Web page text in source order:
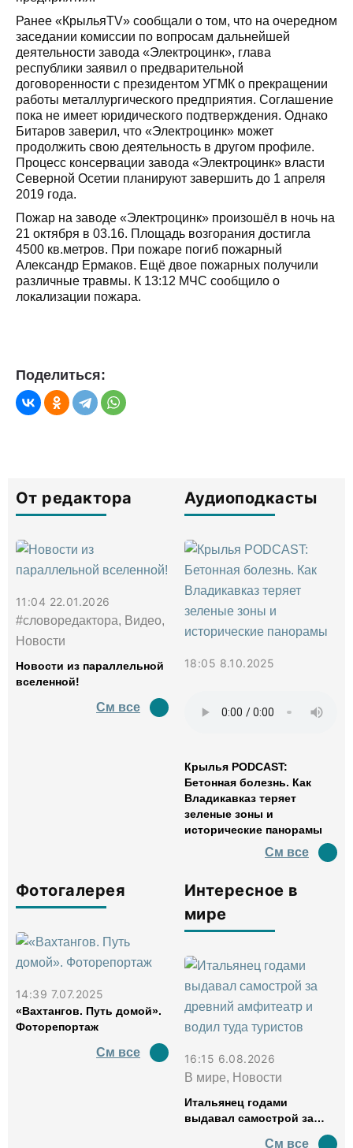
Ранее «КрыльяTV» сообщали о том, что на очередном
заседании комиссии по вопросам дальнейшей
деятельности завода «Электроцинк», глава
республики заявил о предварительной
договоренности с президентом УГМК о прекращении
работы металлургического предприятия. Соглашение
пока не имеет юридического подтверждения. Однако
Битаров заверил, что «Электроцинк» может
продолжить свою деятельность в другом профиле.
Процесс консервации завода «Электроцинк» власти
Северной Осетии планируют завершить до 1 апреля
2019 года.
Пожар на заводе «Электроцинк» произошёл в ночь на
21 октября в 03.16. Площадь возгорания достигла
4500 кв.метров. При пожаре погиб пожарный
Александр Ермаков. Ещё двое пожарных получили
различные травмы. К 13:12 МЧС сообщило о
локализации пожара.
Поделиться:
От редактора
11:04 22.01.2026
#словоредактора, Видео,
Новости
Новости из параллельной
вселенной!
См все
Аудиоподкасты
18:05 8.10.2025
Крылья PODCAST:
Бетонная болезнь. Как
Владикавказ теряет
зеленые зоны и
исторические панорамы
См все
Фотогалерея
14:39 7.07.2025
«Вахтангов. Путь домой».
Фоторепортаж
См все
Интересное в
мире
16:15 6.08.2026
В мире, Новости
Итальянец годами
выдавал самострой за
См все